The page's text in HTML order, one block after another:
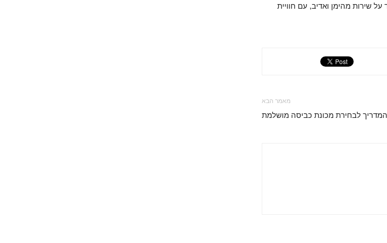
שירות מהימן ואדיב, עם חוויית
מאמר הבא
המדריך לבחירת מכונת כביסה מושלמת